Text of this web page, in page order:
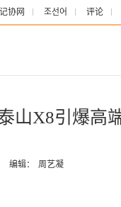
协网 조선어 评论
山X8引爆高
编辑： 周艺凝